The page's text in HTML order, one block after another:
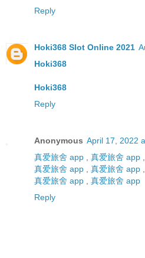
Reply
Hoki368 Slot Online 2021
Hoki368
Hoki368
Reply
Anonymous April 17, 2022
真爱旅舍 app , 真爱旅舍 app ,
真爱旅舍 app , 真爱旅舍 app ,
真爱旅舍 app , 真爱旅舍 app
Reply